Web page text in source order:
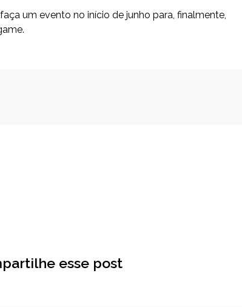
um evento no início de junho para, finalmente,
esse post